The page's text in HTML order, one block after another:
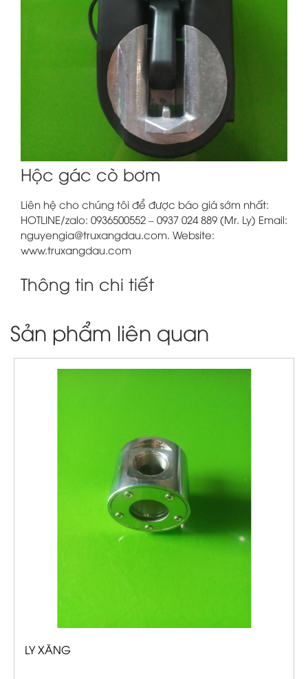
Hộc gác cò bơm
Liên hệ cho chúng tôi để được báo giá sớm nhất:
HOTLINE/zalo: 0936500552 – 0937 024 889 (Mr. Ly) Email:
nguyengia@truxangdau.com. Website:
www.truxangdau.com
Thông tin chi tiết
Sản phẩm liên quan
LY XĂNG